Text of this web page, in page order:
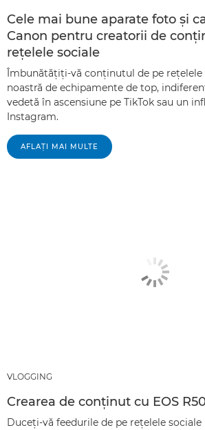
Cele mai bune aparate foto şi
Canon pentru creatorii de
reţelele sociale
Îmbunătăţiţi-vă conţinutul de pe reţelele
noastră de echipamente de top,
vedetă în ascensiune pe TikTok sau un
Instagram.
AFLAŢI MAI MULTE
VLOGGING
Crearea de conţinut cu EOS
Duceţi-vă feedurile de pe reţelele